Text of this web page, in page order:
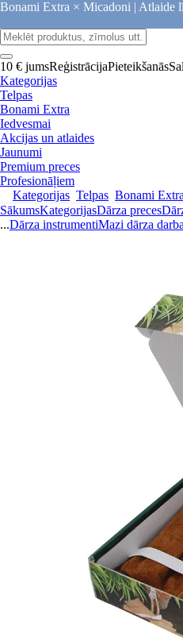
Bonami Extra × Micadoni | Atlaide
10 € jumsReģistrācijaPieteikšanās
Kategorijas
Telpas
Bonami Extra
Iedvesmai
Akcijas un atlaides
Jaunumi
Premium preces
Profesionāļiem
Kategorijas Telpas Bonami Extra
SākumsKategorijasDārza preces
...Dārza instrumentiMazi dārza